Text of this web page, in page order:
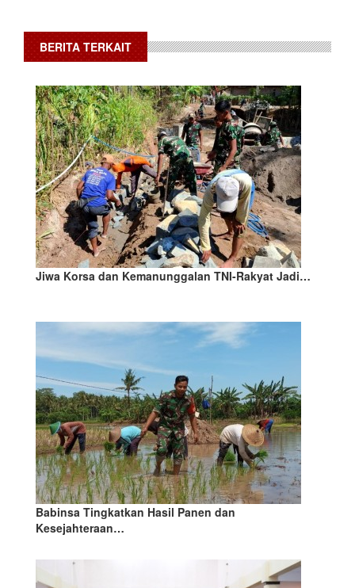
BERITA TERKAIT
Jiwa Korsa dan Kemanunggalan TNI-Rakyat Jadi…
Babinsa Tingkatkan Hasil Panen dan
Kesejahteraan…